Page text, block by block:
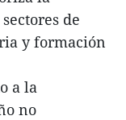
de
y formación
a la
no